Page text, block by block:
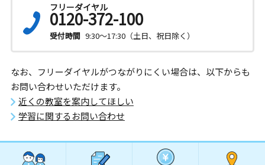
フリーダイヤル
0120-372-100
受付時間 9:30～17:30（土日、祝日除く）
なお、フリーダイヤルがつながりにくい場合は、以下からも
お問い合わせいただけます。
近くの教室を案内してほしい
学習に関するお問い合わせ